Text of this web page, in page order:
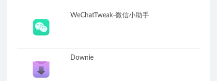
WeChatTweak-微信小助手
Downie